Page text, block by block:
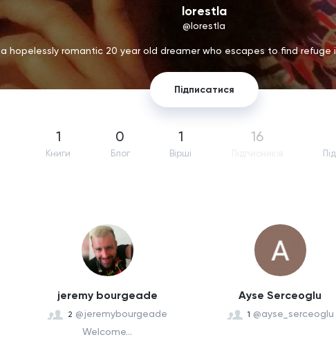
lorestla
@lorestla
a hopelessly romantic 20 year old dreamer who escapes to find
Підписатися
1
Книги
0
Блог
1
Вірші
16
jeremy bourgeade
2 @jeremybourgeade
Welcome...
Ayse Serceoglu
1 @ayse_serceoglu